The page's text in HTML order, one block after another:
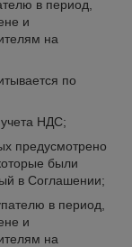
в период,
и
на
по
НДС;
предусмотрено
были
в Соглашении;
в период,
и
на